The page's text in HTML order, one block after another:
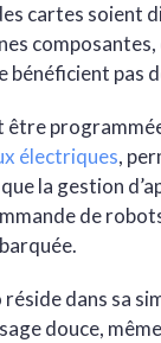
cartes soient
composantes,
bénéficient pas
être
électriques,
la gestion
de
réside dans sa
douce,